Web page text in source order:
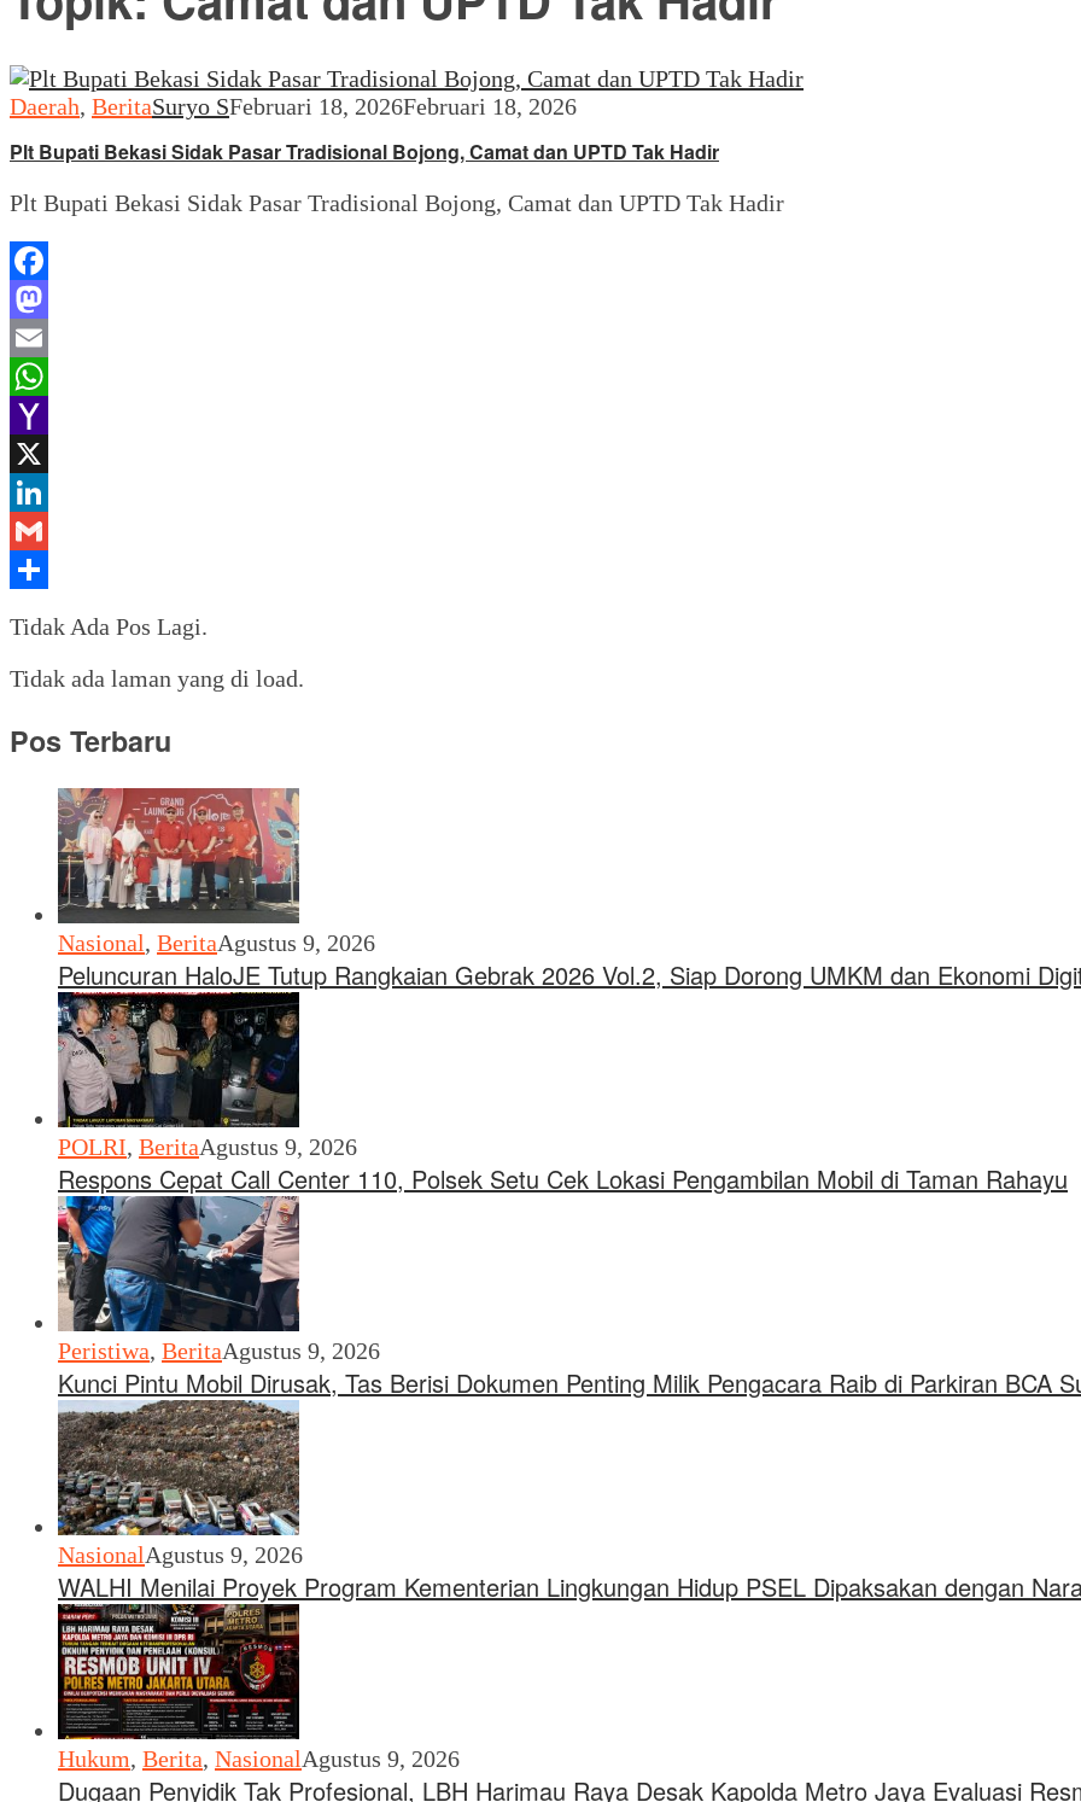
Daerah, BeritaSuryo SFebruari 18, 2026Februari 18, 2026
Plt Bupati Bekasi Sidak Pasar Tradisional Bojong, Camat dan UPTD Tak Hadir
Plt Bupati Bekasi Sidak Pasar Tradisional Bojong, Camat dan UPTD Tak Hadir
Facebook
Mastodon
Email
WhatsApp
Yahoo
Mail
X
LinkedIn
Gmail
Tidak Ada Pos Lagi.
Tidak ada laman yang di load.
Pos Terbaru
Nasional, BeritaAgustus 9, 2026
Peluncuran HaloJE Tutup Rangkaian Gebrak 2026 Vol.2, Siap Dorong UMKM dan Ekonomi
POLRI, BeritaAgustus 9, 2026
Respons Cepat Call Center 110, Polsek Setu Cek Lokasi Pengambilan Mobil di Taman Rahayu
Peristiwa, BeritaAgustus 9, 2026
Kunci Pintu Mobil Dirusak, Tas Berisi Dokumen Penting Milik Pengacara Raib di Parkiran BCA
NasionalAgustus 9, 2026
WALHI Menilai Proyek Program Kementerian Lingkungan Hidup PSEL Dipaksakan dengan
Hukum, Berita, NasionalAgustus 9, 2026
Dugaan Penyidik Tak Profesional, LBH Harimau Raya Desak Kapolda Metro Jaya Evaluasi